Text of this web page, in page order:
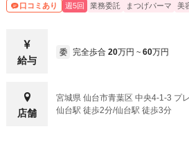
口コミあり 週5回 業務委託 まつげパーマ 美
給与
委 完全歩合 20万円 ~ 60万円
店舗
宮城県 仙台市青葉区 中央4-1-3 プ
仙台駅 徒歩2分/仙台駅 徒歩3分